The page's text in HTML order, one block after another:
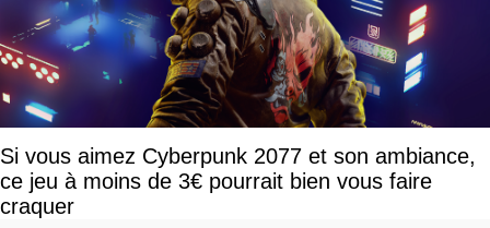
Si vous aimez Cyberpunk 2077 et son ambiance,
ce jeu à moins de 3€ pourrait bien vous faire
craquer